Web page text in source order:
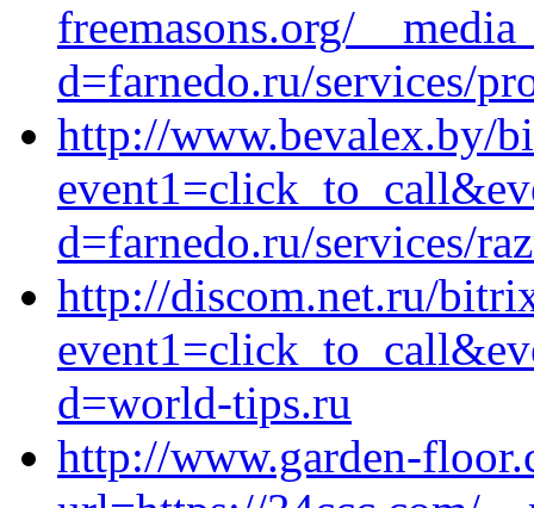
freemasons.org/
d=farnedo.ru/services/
http://www.bevalex.by/
d=farnedo.ru/services/
http://discom.net.ru/
d=world-tips.ru
http://www.garden-